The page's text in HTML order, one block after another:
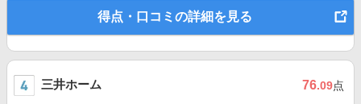
得点・口コミの詳細を見る
三井ホーム 76.09点